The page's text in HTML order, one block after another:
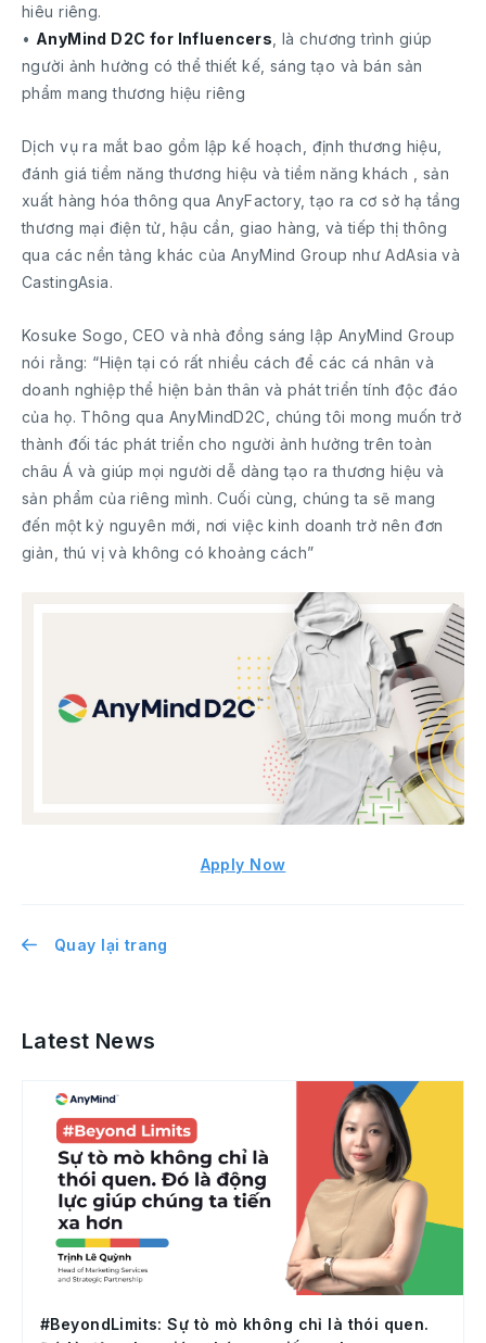
hiêu riêng.
• AnyMind D2C for Influencers , là chương trình giúp
người ảnh hưởng có thể thiết kế, sáng tạo và bán sản
phẩm mang thương hiệu riêng
Dịch vụ ra mắt bao gồm lập kế hoạch, định thương hiệu,
đánh giá tiềm năng thương hiệu và tiềm năng khách , sản
xuất hàng hóa thông qua AnyFactory, tạo ra cơ sở hạ tầng
thương mại điện tử, hậu cần, giao hàng, và tiếp thị thông
qua các nền tảng khác của AnyMind Group như AdAsia và
CastingAsia.
Kosuke Sogo, CEO và nhà đồng sáng lập AnyMind Group
nói rằng: “Hiện tại có rất nhiều cách để các cá nhân và
doanh nghiệp thể hiện bản thân và phát triển tính độc đáo
của họ. Thông qua AnyMindD2C, chúng tôi mong muốn trở
thành đối tác phát triển cho người ảnh hưởng trên toàn
châu Á và giúp mọi người dễ dàng tạo ra thương hiệu và
sản phẩm của riêng mình. Cuối cùng, chúng ta sẽ mang
đến một kỷ nguyên mới, nơi việc kinh doanh trở nên đơn
giản, thú vị và không có khoảng cách”
Apply Now
Quay lại trang
Latest News
#BeyondLimits: Sự tò mò không chỉ là thói quen.